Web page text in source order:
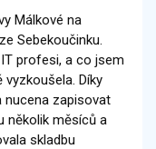
Málkové na
Sebekoučinku.
profesi, a co jsem
Díky
nucena zapisovat
několik měsíců a
skladbu